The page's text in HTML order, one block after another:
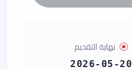
نهاية التقديم
2026-05-20